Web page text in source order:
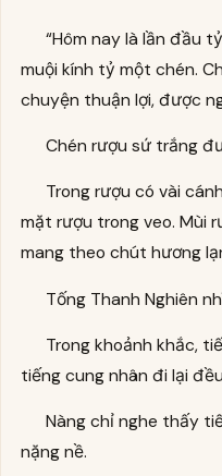
“Hôm nay là lần đầu
muội kính tỷ một chén.
chuyện thuận lợi, được
Chén rượu sứ trắng
Trong rượu có vài
mặt rượu trong veo. Mùi
mang theo chút hương
Tống Thanh Nghiên
Trong khoảnh khắc,
tiếng cung nhân đi lại
Nàng chỉ nghe thấy
nặng nề.